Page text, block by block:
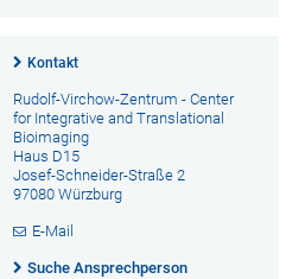
Kontakt
Rudolf-Virchow-Zentrum - Center
for Integrative and Translational
Bioimaging
Haus D15
Josef-Schneider-Straße 2
97080 Würzburg
E-Mail
Suche Ansprechperson